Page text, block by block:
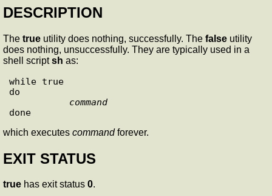
DESCRIPTION
The true utility does nothing, successfully. The false utility
does nothing, unsuccessfully. They are typically used in a
shell scriptsh as:
while true
do
command
which executes commandforever.
EXIT STATUS
true has exit status 0.